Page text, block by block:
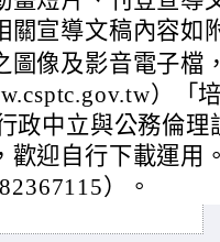
關宣導文稿內容如
圖像及影音電子檔
）「
政中立與公務倫理
歡迎自行下載運用
）。